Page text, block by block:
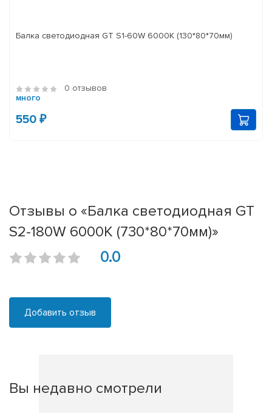
Балка светодиодная GT S1-60W 6000K (130*80*70мм)
0 отзывов
много
550 ₽
Отзывы о «Балка светодиодная GT
S2-180W 6000K (730*80*70мм)»
0.0
Добавить отзыв
Вы недавно смотрели